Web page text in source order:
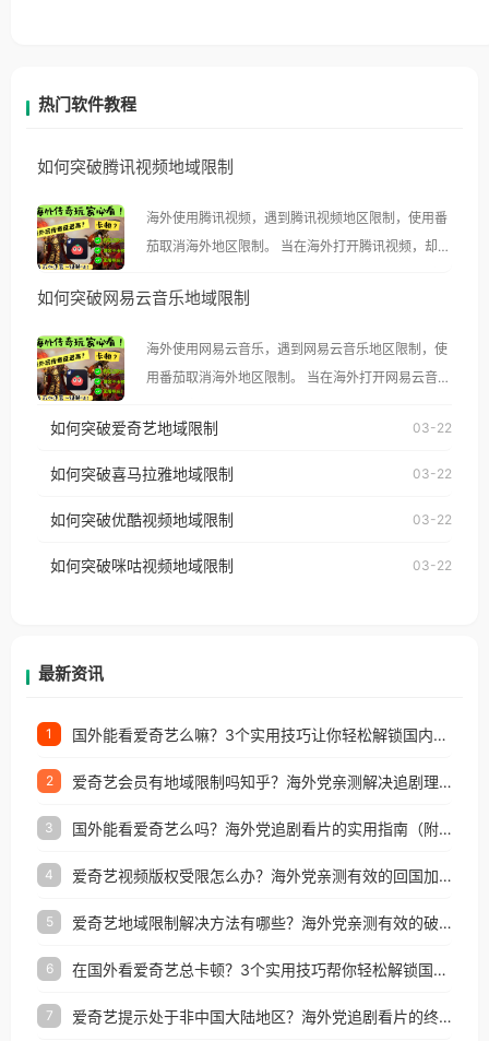
热门软件教程
如何突破腾讯视频地域限制
海外使用腾讯视频，遇到腾讯视频地区限制，使用番
茄取消海外地区限制。 当在海外打开腾讯视频，却突
示语。 海外用户如香港、澳门、台湾、美国、加拿
像其他音乐平台一样，出现地区及版权限制问题，且
仅能在中国大陆地区播放。 遇到这个问题的朋友们，
使用番茄回国加速器，即可解决「海外用户收听腾讯
台湾、美国、加拿大、澳大利亚、欧洲等国家和地区
权限制所困扰。
如何突破网易云音乐地域限制
海外使用网易云音乐，遇到网易云音乐地区限制，使
用番茄取消海外地区限制。 当在海外打开网易云音
播放”的提示语。 海外用户如香港、澳门、台湾、美
国、加拿大、澳大利亚、欧洲等国家和地区时，网易
制问题，且仅能在中国大陆地区播放。 遇到这个问题
户收听网易云音乐地区版权限制」的问题，无论人在
如何突破爱奇艺地域限制 03-22
如何突破喜马拉雅地域限制 03-22
如何突破优酷视频地域限制 03-22
如何突破咪咕视频地域限制 03-22
最新资讯
1 国外能看爱奇艺么嘛？3个实用技巧让你轻松解锁国内影视（附越南华数TV定位修改+网易云海外收费解析）
2 爱奇艺会员有地域限制吗知乎？海外党亲测解决追剧理财双难题的加速器攻略
3 国外能看爱奇艺么吗？海外党追剧看片的实用指南（附避坑技巧）
4 爱奇艺视频版权受限怎么办？海外党亲测有效的回国加速器选择指南
5 爱奇艺地域限制解决方法有哪些？海外党亲测有效的破界指南
6 在国外看爱奇艺总卡顿？3个实用技巧帮你轻松解锁国内影音与生活服务
7 爱奇艺提示处于非中国大陆地区？海外党追剧看片的终极解决方案来了